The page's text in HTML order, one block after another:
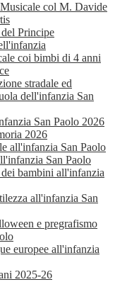
col M. Davide
Principe
coi bimbi di 4 anni
stradale ed
dell'infanzia San
San Paolo 2026
2026
all'infanzia San Paolo
San Paolo
bambini all'infanzia
all'infanzia San
e pregrafismo
europee all'infanzia
2025-26